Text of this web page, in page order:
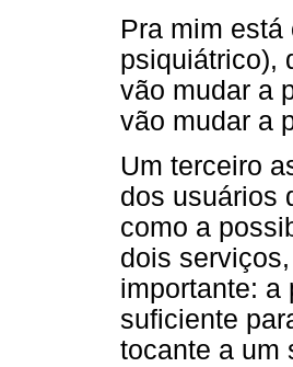
Pra mim
psiquiátrico),
vão mudar a
vão mudar a
Um terceiro
dos usuários
como a
dois
importante: a
suficiente
tocante a um